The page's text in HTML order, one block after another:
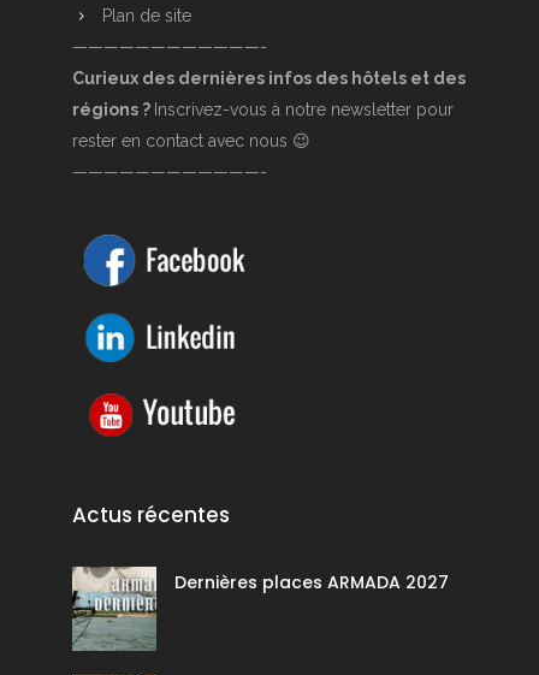
Plan de site
————————————-
Curieux des dernières infos des hôtels et des
régions ? Inscrivez-vous à notre newsletter pour
rester en contact avec nous 😉
————————————-
Actus récentes
Dernières places ARMADA 2027